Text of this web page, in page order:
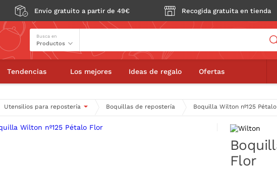
Envío gratuito a partir de 49€ Recogida gratuita en tienda
Busca en
Tendencias Los mejores Ideas de regalo Ofertas
Utensilios para repostería Boquillas de repostería Boquilla Wilton nº125
Boquilla Wilton nº125 Pétalo Flor
Flor